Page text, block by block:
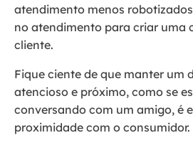
atendimento menos
no atendimento para criar uma
cliente.
Fique ciente de que manter um
atencioso e próximo, como se
conversando com um amigo, é
proximidade com o consumidor.